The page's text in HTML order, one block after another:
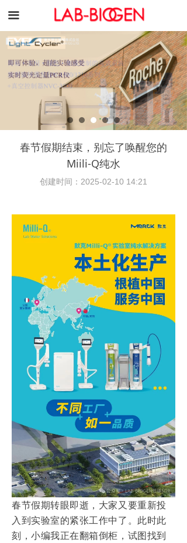
끀
春节假期结束，别忘了唤醒您的
Miili-Q纯水
春节假期转眼即逝，大家又要重新投
入到实验室的紧张工作中了。此时此
刻，小编我正在翻箱倒柜，试图找到
创建时间： 2025-02-10 14:21